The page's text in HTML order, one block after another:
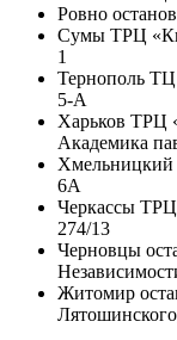
Ровно
Сумы ТРЦ
1
Тернополь ТЦ
5-А
Харьков ТРЦ
Академика
Хмельницкий
6А
Черкассы ТРЦ
274/13
Черновцы
Житомир